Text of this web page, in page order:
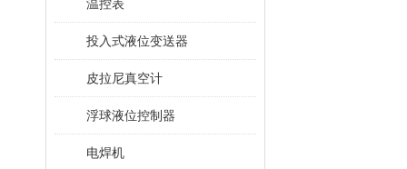
温控表
投入式液位变送器
皮拉尼真空计
浮球液位控制器
电焊机